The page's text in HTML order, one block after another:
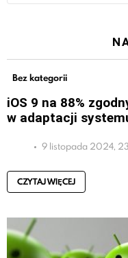
Bez kategorii
iOS 9 na 88%
w adaptacji
9 listopada 2024,
CZYTAJ WIĘCEJ